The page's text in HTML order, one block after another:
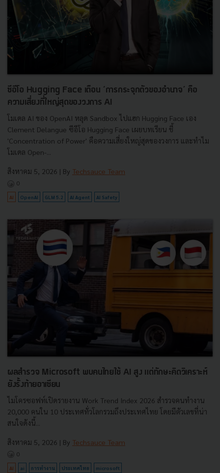
ซีอีโอ Hugging Face เตือน ‘การกระจุกตัวของอำนาจ’ คือ
ความเสี่ยงที่ใหญ่สุดของวงการ AI
โมเดล AI ของ OpenAI หลุด Sandbox ไปแฮก Hugging Face เอง
Clement Delangue ซีอีโอ Hugging Face เผยบทเรียน ชี้
'Concentration of Power' คือความเสี่ยงใหญ่สุดของวงการ และทำไม
โมเดล Open-...
สิงหาคม 5, 2026 | By Techsauce Team
0
AI OpenAI GLM 5.2 AI Agent AI Safety
ผลสำรวจ Microsoft พบคนไทยใช้ AI สูง แต่ทักษะคิดวิเคราะห์
ยังรั้งท้ายอาเซียน
ไมโครซอฟท์เปิดรายงาน Work Trend Index 2026 สำรวจคนทำงาน
20,000 คนใน 10 ประเทศทั่วโลกรวมถึงประเทศไทย โดยมีตัวเลขที่น่า
สนใจดังนี้...
สิงหาคม 5, 2026 | By Techsauce Team
0
AI ai การทำงาน ประเทศไทย microsoft